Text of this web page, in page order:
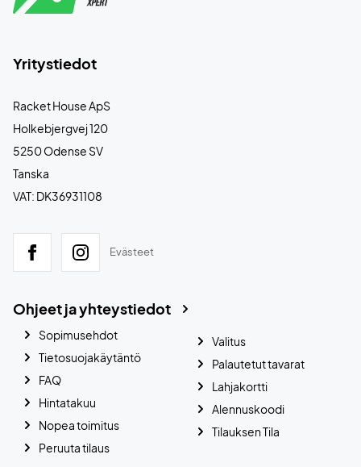
Yritystiedot
Racket House ApS
Holkebjergvej 120
5250 Odense SV
Tanska
VAT: DK36931108
Evästeet
Ohjeet ja yhteystiedot
Sopimusehdot
Tietosuojakäytäntö
FAQ
Hintatakuu
Nopea toimitus
Peruuta tilaus
Valitus
Palautetut tavarat
Lahjakortti
Alennuskoodi
Tilauksen Tila